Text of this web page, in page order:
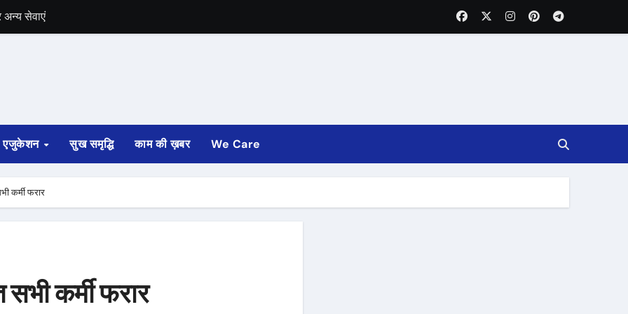
सेवाएं
चुनाव की घोषणा
पटरी से उतरी
साफ
तक होगी
एजुकेशन सुख समृद्धि काम की ख़बर We Care
कर्मी फरार
कर्मी फरार